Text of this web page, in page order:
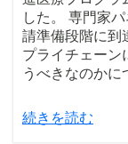
した。 専門家
請準備段階に到
プライチェーン
うべきなのかに
続きを読む